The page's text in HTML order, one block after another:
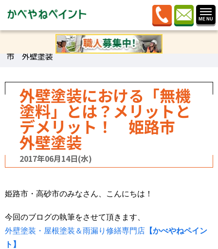
ブログ»記事カテゴリー»塗料»
ける「無機塗料」とは？メリットとデメリット！ 姫路
市 外壁塗装
外壁塗装における「無機
塗料」とは？メリットと
デメリット！ 姫路市
外壁塗装
2017年06月14日(水)
姫路市・高砂市のみなさん、こんにちは！
今回のブログの執筆をさせて頂きます、
外壁塗装・屋根塗装＆雨漏り修繕専門店 【かべやねペイン
ト】